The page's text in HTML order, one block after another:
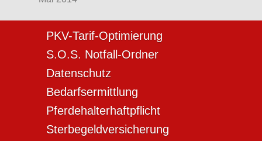
PKV-Tarif-Optimierung
S.O.S. Notfall-Ordner
Datenschutz
Bedarfsermittlung
Pferdehalterhaftpflicht
Sterbegeldversicherung